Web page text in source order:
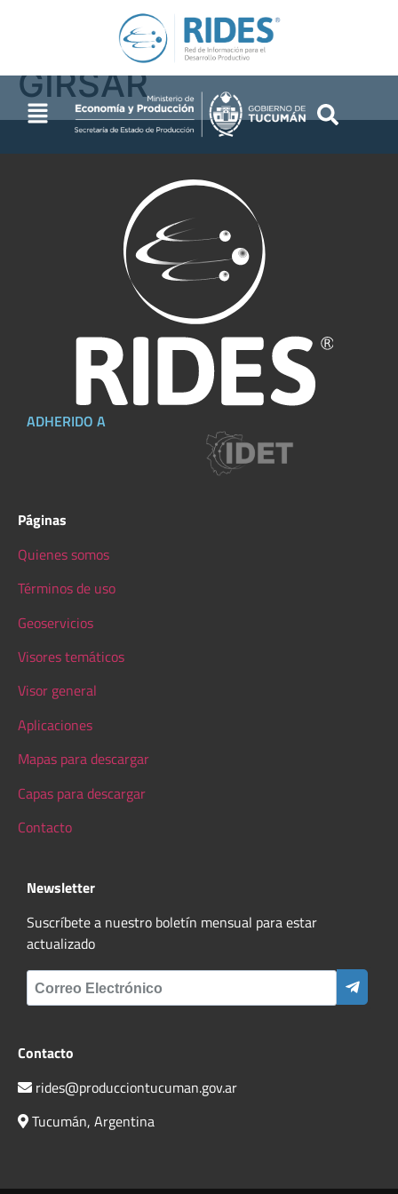
Millán. Proyecto
GIRSAR
ADHERIDO A
Páginas
Quienes somos
Términos de uso
Geoservicios
Visores temáticos
Visor general
Aplicaciones
Mapas para descargar
Capas para descargar
Contacto
Newsletter
Suscríbete a nuestro boletín mensual para estar
actualizado
Contacto
rides@producciontucuman.gov.ar
Tucumán, Argentina